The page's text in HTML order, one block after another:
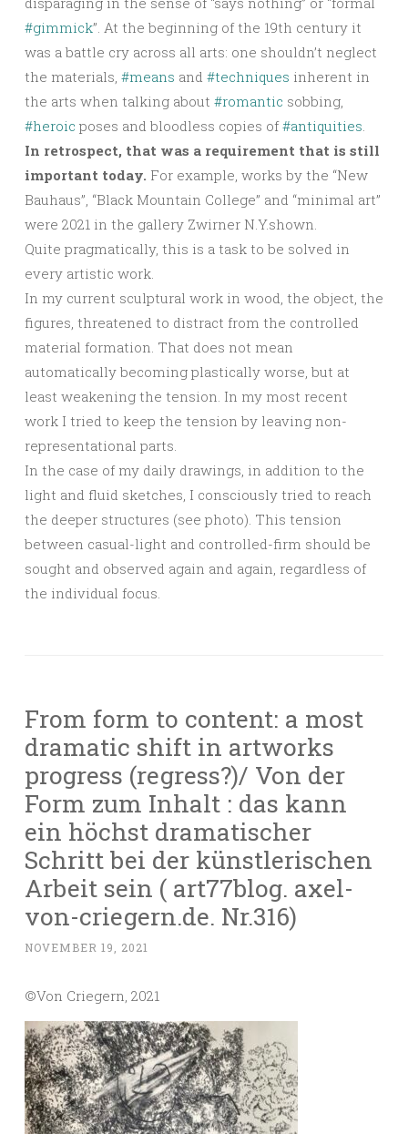
#gimmick”. At the beginning of the 19th century it
was a battle cry across all arts: one shouldn’t neglect
the materials, #means and #techniques inherent in
the arts when talking about #romantic sobbing,
#heroic poses and bloodless copies of#antiquities.
In retrospect, that was a requirement that is still
important today. For example, works by the “New
Bauhaus”, “Black Mountain College” and “minimal art”
were 2021 in the gallery Zwirner N.Y.shown.
Quite pragmatically, this is a task to be solved in
every artistic work.
In my current sculptural work in wood, the object, the
figures, threatened to distract from the controlled
material formation. That does not mean
automatically becoming plastically worse, but at
least weakening the tension. In my most recent
work I tried to keep the tension by leaving non-
representational parts.
In the case of my daily drawings, in addition to the
light and fluid sketches, I consciously tried to reach
the deeper structures (see photo). This tension
between casual-light and controlled-firm should be
sought and observed again and again, regardless of
the individual focus.
From form to content: a most
dramatic shift in artworks
progress (regress?)/ Von der
Form zum Inhalt : das kann
ein höchst dramatischer
Schritt bei der künstlerischen
Arbeit sein ( art77blog. axel-
von-criegern.de. Nr.316)
NOVEMBER 19, 2021
©️Von Criegern, 2021